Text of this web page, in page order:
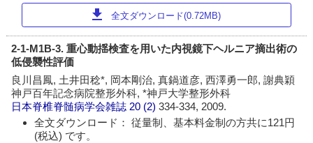
download 全文ダウンロード(0.72MB)
2-1-M1B-3. 重心動揺検査を用いた内視鏡下ヘルニア摘出術の
低侵襲性評価
良川昌鳳, 土井田稔*, 岡本剛治, 真鍋道彦, 西澤勇一郎, 謝典穎
神戸百年記念病院整形外科, *神戸大学整形外科
日本脊椎脊髄病学会雑誌 20 (2)334-334, 2009.
全文ダウンロード： 従量制、基本料金制の方共に121円
(税込) です。